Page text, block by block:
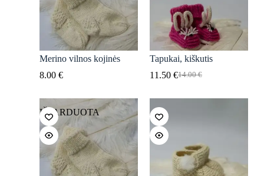
Merino vilnos kojinės
8.00 €
Tapukai, kiškutis
14.00€
Original
was:
11.50 €Current
is:
IŠPARDUOTA